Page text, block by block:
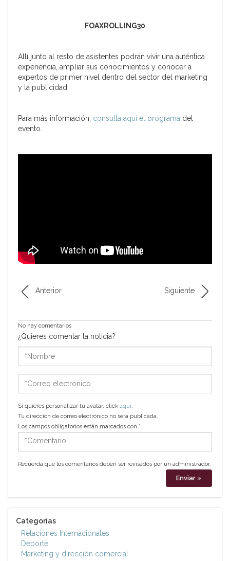
FOAXROLLING30
Allí junto al resto de asistentes podrán vivir una auténtica
experiencia, ampliar sus conocimientos y conocer a
expertos de primer nivel dentro del sector del marketing
y la publicidad.
Para más información, consulta aquí el programa del
evento.
Anterior Siguiente
No hay comentarios
¿Quieres comentar la noticia?
electrónico
Si quieres personalizar tu avatar, click aquí.
Tu dirección de correo electrónico no será publicada.
Los campos obligatorios están marcados con *
*Comentario
Recuerda que los comentarios deben ser revisados por un administrador.
Categorías
Relaciones Internacionales
Deporte
Marketing y dirección comercial